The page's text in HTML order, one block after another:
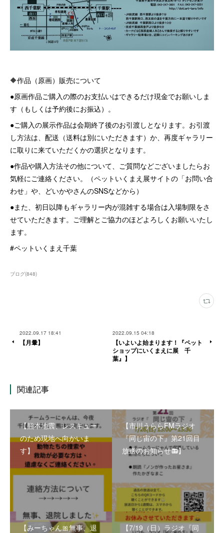
🔶作品（原画）販売について
●原画作品ご購入の際のお支払いはできるだけ現金でお願いしま
す（もしくは予約後にお振込）。
●ご購入の展示作品は会期終了後のお引渡しとなります。お引渡
し方法は、配送（送料は別にいただきます）か、再度ギャラリー
に取りに来ていただくかの選択となります。
●作品や購入方法その他について、ご質問などございましたらお
気軽にご連絡ください。（ペットいくまえ展サイトの「お問い合
わせ」や、どいかやさんのSNSなどから）
●また、初日以降もギャラリー内が混雑する場合は入場制限をさ
せていただきます。ご理解とご協力のほどよろしくお願いいたし
ます。
#ペットいくまえ千葉
ブログ(848)
2022.09.17 18:41
【月暈】
2022.09.15 04:18
【いよいよ始まります！『ペット
ショップにいくまえに展 千
葉』】
関連記事
【熊本地震、レスキュー
のため現地へ向かいま
す】
【市川うららFMラジオ
『同じ宙の下』第21回目
放送のお知らせ📻】
【みーちゃん🎀無事、退
【7/19（日）ラジオ『同